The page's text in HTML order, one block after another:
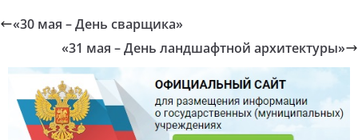
«30 мая – День сварщика»
«31 мая – День ландшафтной архитектуры»